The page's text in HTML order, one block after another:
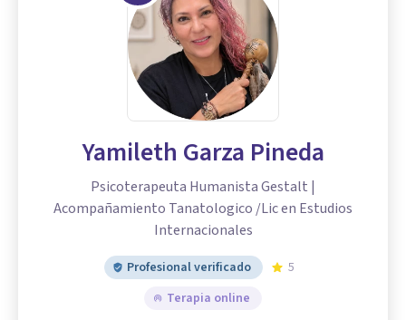
Yamileth Garza Pineda
Psicoterapeuta Humanista Gestalt |
Acompañamiento Tanatologico /Lic en Estudios
Internacionales
Profesional verificado
5
Terapia online